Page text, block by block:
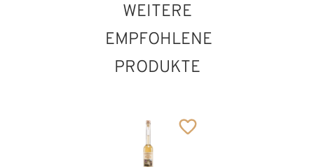
WEITERE
EMPFOHLENE
PRODUKTE